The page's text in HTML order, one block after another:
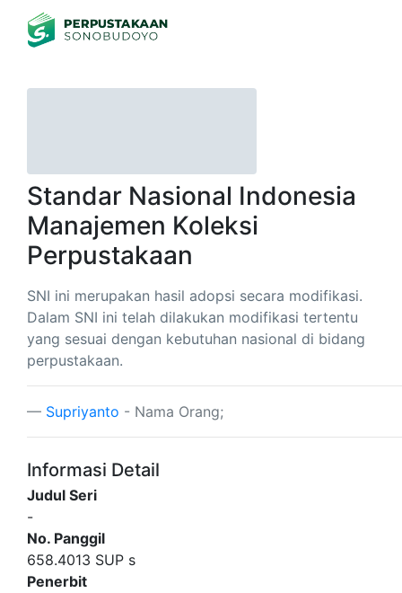
Standar Nasional Indonesia
Manajemen Koleksi
Perpustakaan
SNI ini merupakan hasil adopsi secara modifikasi.
Dalam SNI ini telah dilakukan modifikasi tertentu
yang sesuai dengan kebutuhan nasional di bidang
perpustakaan.
Supriyanto - Nama Orang;
Informasi Detail
Judul Seri
-
No. Panggil
658.4013 SUP s
Penerbit